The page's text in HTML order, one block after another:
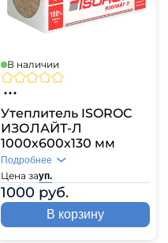
В наличии
Утеплитель ISOROC
ИЗОЛАЙТ-Л
1000х600х130 мм
Цена зауп.
1000 руб.
Подробнее
В корзину